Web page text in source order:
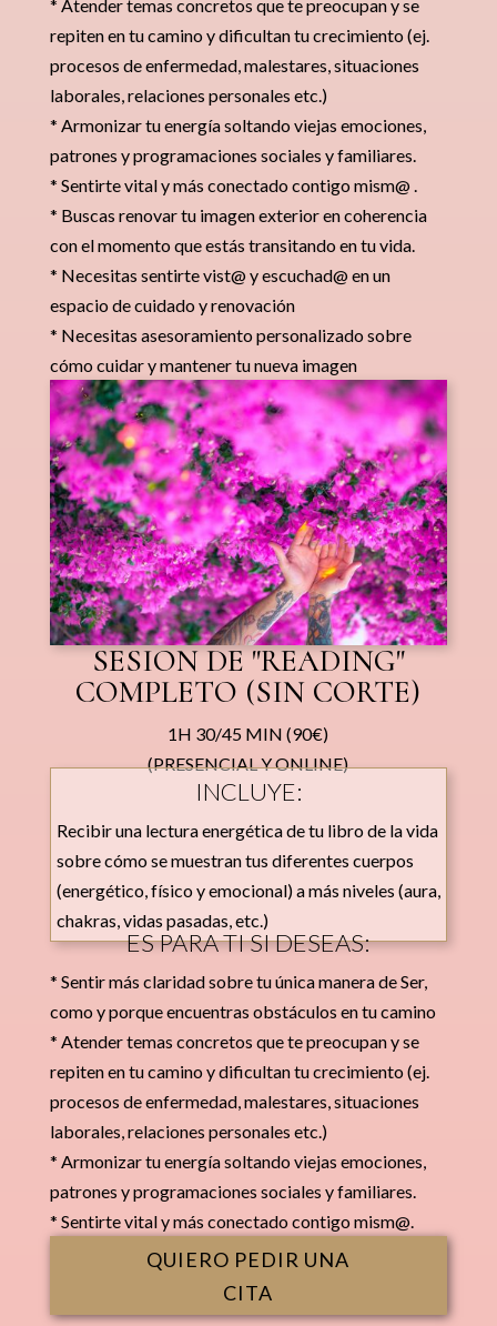
* Atender temas concretos que te preocupan y se
repiten en tu camino y dificultan tu crecimiento (ej.
procesos de enfermedad, malestares, situaciones
laborales, relaciones personales etc.)
* Armonizar tu energía soltando viejas emociones,
patrones y programaciones sociales y familiares.
* Sentirte vital y más conectado contigo mism@ .
* Buscas renovar tu imagen exterior en coherencia
con el momento que estás transitando en tu vida.
* Necesitas sentirte vist@ y escuchad@ en un
espacio de cuidado y renovación
* Necesitas asesoramiento personalizado sobre
cómo cuidar y mantener tu nueva imagen
SESION DE "READING"
COMPLETO (SIN CORTE)
1H 30/45 MIN (90€)
(PRESENCIAL Y ONLINE)
INCLUYE:
Recibir una lectura energética de tu libro de la vida
sobre cómo se muestran tus diferentes cuerpos
(energético, físico y emocional) a más niveles (aura,
chakras, vidas pasadas, etc.)
ES PARA TI SI DESEAS:
* Sentir más claridad sobre tu única manera de Ser,
como y porque encuentras obstáculos en tu camino
* Atender temas concretos que te preocupan y se
repiten en tu camino y dificultan tu crecimiento (ej.
procesos de enfermedad, malestares, situaciones
laborales, relaciones personales etc.)
* Armonizar tu energía soltando viejas emociones,
patrones y programaciones sociales y familiares.
* Sentirte vital y más conectado contigo mism@.
QUIERO PEDIR UNA
CITA